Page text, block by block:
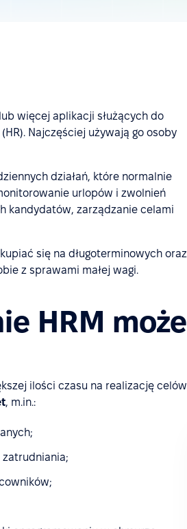
więcej aplikacji służących do
Najczęściej używają go osoby
działań, które normalnie
urlopów i zwolnień
kandydatów, zarządzanie celami
się na długoterminowych oraz
z sprawami małej wagi.
HRM może
ilości czasu na realizację celów
, m.in.:
zatrudniania;